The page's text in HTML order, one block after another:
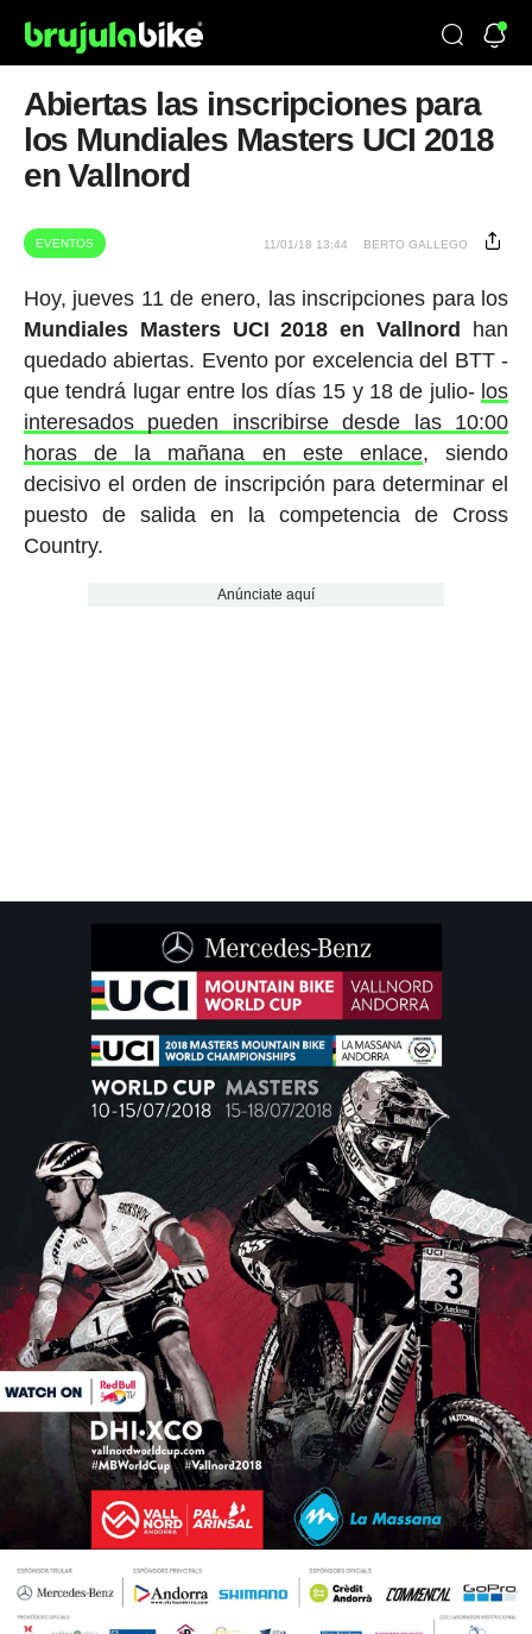
Abiertas las inscripciones para
los Mundiales Masters UCI 2018
en Vallnord
EVENTOS 11/01/18 13:44 BERTO GALLEGO
Hoy, jueves 11 de enero, las inscripciones para los
Mundiales Masters UCI 2018 en Vallnord
han
quedado abiertas. Evento por excelencia del BTT -
que tendrá lugar entre los días 15 y 18 de julio- los
interesados pueden inscribirse desde las 10:00
horas de la mañana en este enlace, siendo
decisivo el orden de inscripción para determinar el
puesto de salida en la competencia de Cross
Country.
Anúnciate aquí